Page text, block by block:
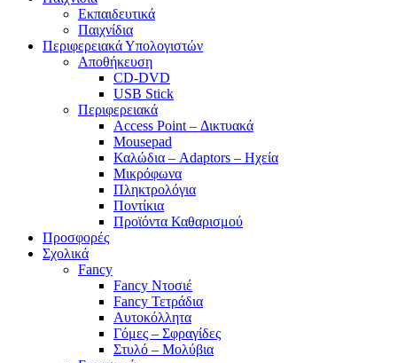
Εκπαιδευτικά
Παιχνίδια
Περιφερειακά Υπολογιστών
Αποθήκευση
CD-DVD
USB Stick
Περιφερειακά
Access Point – Δικτυακά
Mousepad
Καλώδια – Adaptors – Ηχεία
Μικρόφωνα
Πληκτρολόγια
Ποντίκια
Προϊόντα Καθαρισμού
Προσφορές
Σχολικά
Fancy
Fancy Ντοσιέ
Fancy Τετράδια
Αυτοκόλλητα
Γόμες – Σφραγίδες
Στυλό – Μολύβια